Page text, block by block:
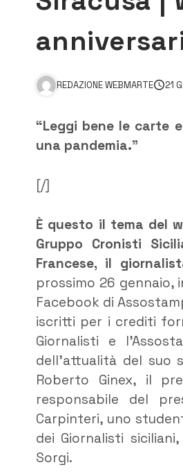
REDAZIONE WEBMARTE 21
“Leggi bene le carte
una pandemia.”
[/]
È questo il tema del
Gruppo Cronisti
Francese, il
prossimo 26 gennaio,
Facebook di
iscritti per i crediti
Giornalisti e
dell’attualità del suo
Roberto Ginex, il
responsabile del
Carpinteri, uno
dei Giornalisti
Sorgi.